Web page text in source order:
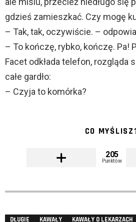
gdzieś zamieszkać. Czy mogę
– Tak, tak, oczywiście. –
– To kończę, rybko, kończę. Pa!
Facet odkłada telefon, rozgląda
całe gardło:
– Czyja to komórka?
CO
205
Punktów
DŁUGIE KAWAŁY KAWAŁY O LEKARZACH